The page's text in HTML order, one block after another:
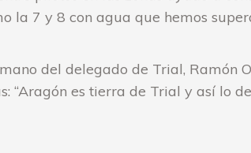
la 7 y 8 con agua que hemos
del delegado de Trial, Ramón
es tierra de Trial y así lo